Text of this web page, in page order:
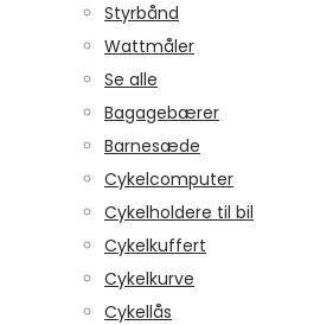
Styrbånd
Wattmåler
Se alle
Bagagebærer
Barnesæde
Cykelcomputer
Cykelholdere til bil
Cykelkuffert
Cykelkurve
Cykellås